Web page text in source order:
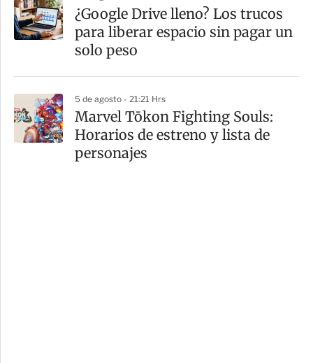
¿Google Drive lleno? Los trucos
para liberar espacio sin pagar un
solo peso
5 de agosto - 21:21 Hrs
Marvel Tōkon Fighting Souls:
Horarios de estreno y lista de
personajes